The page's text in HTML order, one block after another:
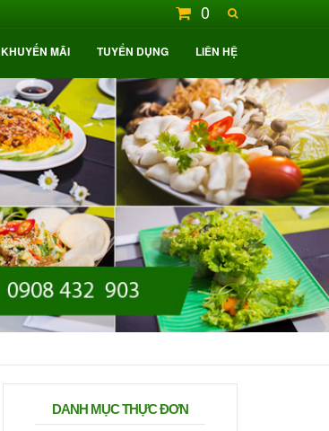
0
KHUYẾN MÃI TUYỂN DỤNG LIÊN HỆ
DANH MỤC THỰC ĐƠN